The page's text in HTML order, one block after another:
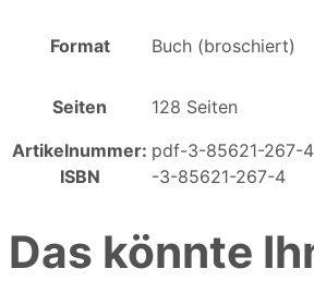
Format Buch (broschiert)
Seiten
128 Seiten
Artikelnummer: pdf-3-85621-267-4
ISBN
-3-85621-267-4
Das könnte